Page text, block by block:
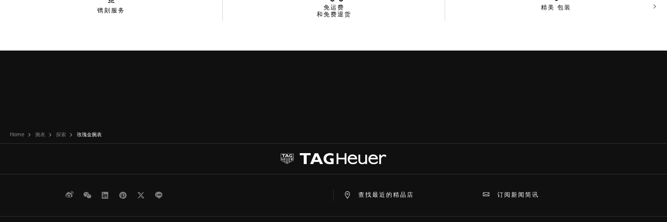
下一
镌刻服务
免运费
和免费退货
精美 包装
Home 腕表 探索 玫瑰金腕表
微博 WeChat
领英 Pinterest
Twitter 查找最近的精品店 订阅新闻简讯